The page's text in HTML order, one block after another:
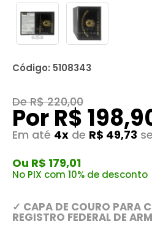
Código: 5108343
De R$ 220,00
Por R$
Em até 4x de R$ 49,73
Ou R$ 179,01
No PIX com 10% de desconto
✓ CAPA DE COURO PARA
REGISTRO FEDERAL DE